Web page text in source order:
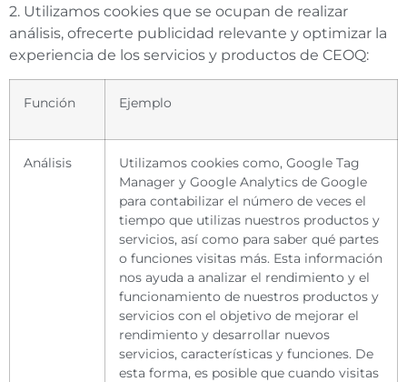
2. Utilizamos cookies que se ocupan de realizar
análisis, ofrecerte publicidad relevante y optimizar la
experiencia de los servicios y productos de CEOQ:
Función Ejemplo
Análisis
Utilizamos cookies como, Google Tag
Manager y Google Analytics de Google
para contabilizar el número de veces el
tiempo que utilizas nuestros productos y
servicios, así como para saber qué partes
o funciones visitas más. Esta información
nos ayuda a analizar el rendimiento y el
funcionamiento de nuestros productos y
servicios con el objetivo de mejorar el
rendimiento y desarrollar nuevos
servicios, características y funciones. De
esta forma, es posible que cuando visitas